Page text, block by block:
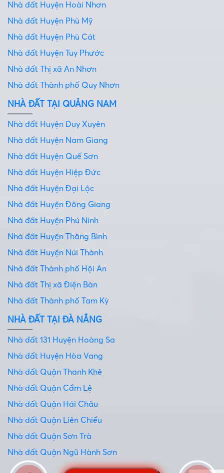
Nhà đất Huyện Hoài Nhơn
Nhà đất Huyện Phù Mỹ
Nhà đất Huyện Phù Cát
Nhà đất Huyện Tuy Phước
Nhà đất Thị xã An Nhơn
Nhà đất Thành phố Quy Nhơn
NHÀ ĐẤT TẠI QUẢNG NAM
Nhà đất Huyện Duy Xuyên
Nhà đất Huyện Nam Giang
Nhà đất Huyện Quế Sơn
Nhà đất Huyện Hiệp Đức
Nhà đất Huyện Đại Lộc
Nhà đất Huyện Đông Giang
Nhà đất Huyện Phú Ninh
Nhà đất Huyện Thăng Bình
Nhà đất Huyện Núi Thành
Nhà đất Thành phố Hội An
Nhà đất Thị xã Điện Bàn
Nhà đất Thành phố Tam Kỳ
NHÀ ĐẤT TẠI ĐÀ NẴNG
Nhà đất 131 Huyện Hoàng Sa
Nhà đất Huyện Hòa Vang
Nhà đất Quận Thanh Khê
Nhà đất Quận Cẩm Lệ
Nhà đất Quận Hải Châu
Nhà đất Quận Liên Chiểu
Nhà đất Quận Sơn Trà
Nhà đất Quận Ngũ Hành Sơn